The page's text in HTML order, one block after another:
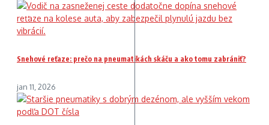
Snehové reťaze: prečo na pneumatikách skáču a ako tomu zabrániť?
jan 11, 2026